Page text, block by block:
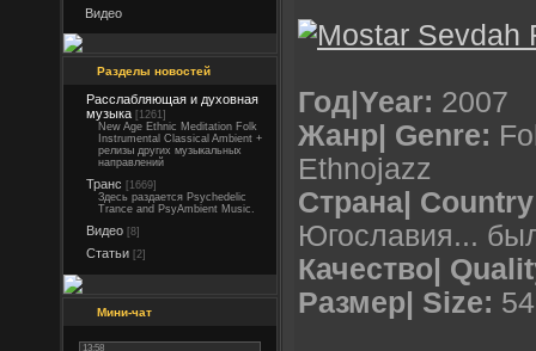
Видео
Разделы новостей
Расслабляющая и духовная
музыка [1261]
New Age Ethnic Meditation Folk
Instrumental Classical Ambient +
релизы других музыкальных
направлений
Транс [1669]
Здесь раздается Psychedelic
Trance and PsyAmbient Music.
Видео [8]
Статьи [2]
Мини-чат
Год|Year: 2007
Жанр| Genre:
Ethnojazz
Страна|
Югославия...
Качество|
Размер| Size: